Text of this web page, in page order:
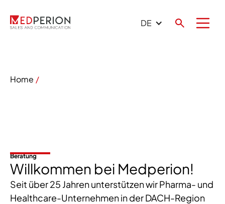
DE
Home
Beratung
Willkommen bei Medperion!
Seit über 25 Jahren unterstützen wir Pharma- und
Healthcare-Unternehmen in der DACH-Region